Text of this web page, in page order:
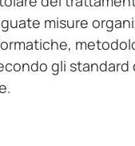
misure
gli standard